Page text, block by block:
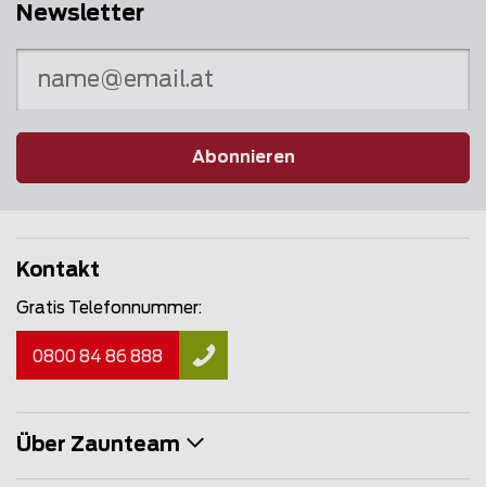
Newsletter
Abonnieren
Kontakt
Gratis Telefonnummer:
0800 84 86 888
Über Zaunteam